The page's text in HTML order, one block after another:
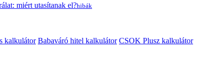
miért utasítanak el?hibák
kalkulátor Babaváró hitel kalkulátor CSOK Plusz kalkulátor